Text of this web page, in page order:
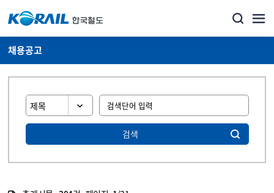
채용공고
검색